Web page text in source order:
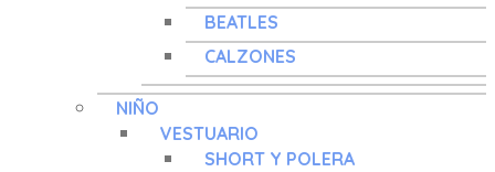
BEATLES
CALZONES
NIÑO
VESTUARIO
SHORT Y POLERA